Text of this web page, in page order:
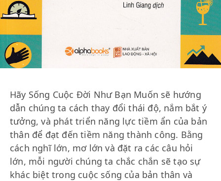
Hãy Sống Cuộc Đời Như Bạn Muốn sẽ hướng
dẫn chúng ta cách thay đổi thái độ, nắm bắt ý
tưởng, và phát triển năng lực tiềm ẩn của bản
thân để đạt đến tiềm năng thành công. Bằng
cách nghĩ lớn, mơ lớn và đặt ra các câu hỏi
lớn, mỗi người chúng ta chắc chắn sẽ tạo sự
khác biệt trong cuộc sống của bản thân và